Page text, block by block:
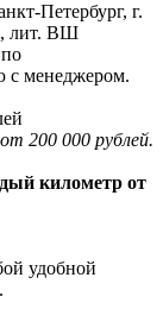
Петербург, г.
лит. ВШ
с менеджером.
200 000 рублей.
километр от
удобной